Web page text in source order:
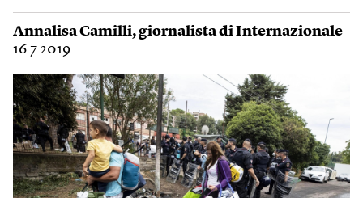
Annalisa Camilli, giornalista di Internazionale
16.7.2019